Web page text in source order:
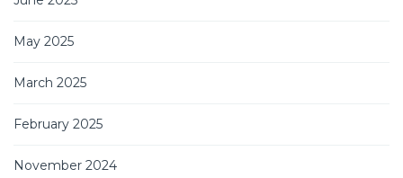
May 2025
March 2025
February 2025
November 2024